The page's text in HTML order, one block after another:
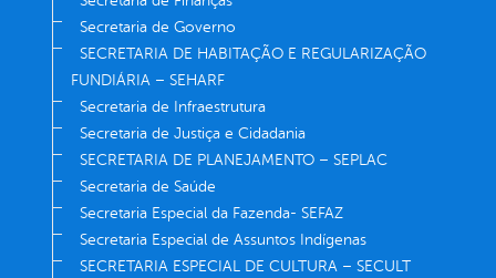
Secretaria de Governo
SECRETARIA DE HABITAÇÃO E REGULARIZAÇÃO
FUNDIÁRIA – SEHARF
Secretaria de Infraestrutura
Secretaria de Justiça e Cidadania
SECRETARIA DE PLANEJAMENTO – SEPLAC
Secretaria de Saúde
Secretaria Especial da Fazenda- SEFAZ
Secretaria Especial de Assuntos Indígenas
SECRETARIA ESPECIAL DE CULTURA – SECULT